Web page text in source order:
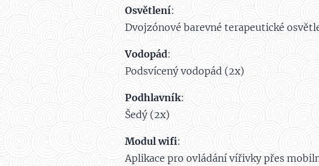
Osvětlení:
Dvojzónové barevné terapeutické
Vodopád:
Podsvícený vodopád (2x)
Podhlavník:
Šedý (2x)
Modul wifi:
Aplikace pro ovládání vířivky přes